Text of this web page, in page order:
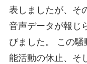
表しましたが、そ
音声データが報じ
びました。 この
能活動の休止、そ